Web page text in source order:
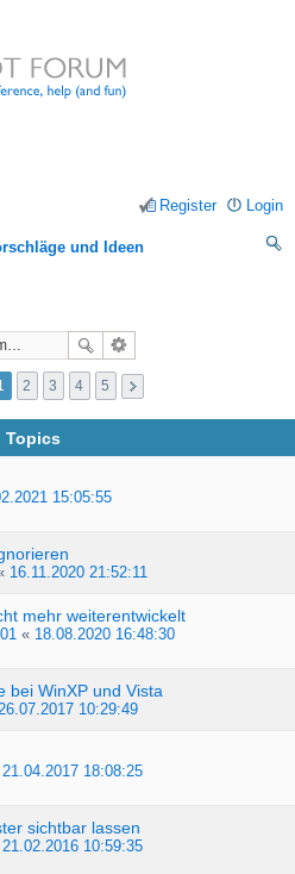
Login
Register
und Ideen
2 3 4 5
Topics
15:05:55
16.11.2020 21:52:11
mehr weiterentwickelt
« 18.08.2020 16:48:30
bei WinXP und Vista
10:29:49
21.04.2017 18:08:25
sichtbar lassen
21.02.2016 10:59:35